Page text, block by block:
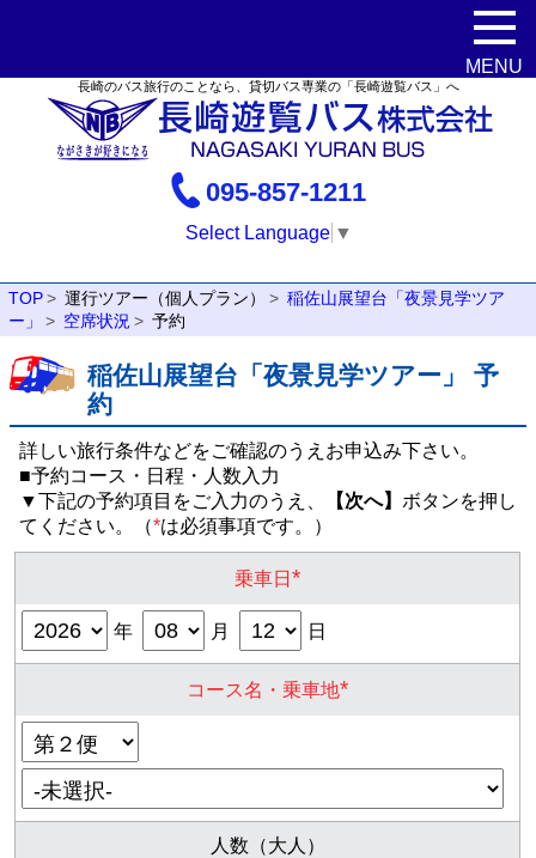
長崎のバス旅行のことなら、貸切バス専業の「長崎遊覧バス」へ
095-857-1211
Select Language ▼
TOP 運行ツアー（個人プラン）
稲佐山展望台「夜景見学ツア
ー」
空席状況 予約
稲佐山展望台「夜景見学ツアー」 予
約
詳しい旅行条件などをご確認のうえお申込み下さい。
■予約コース・日程・人数入力
▼下記の予約項目をご入力のうえ、
【次へ】 ボタンを押し
てください。（*は必須事項です。）
乗車日*
年 月 日
コース名・乗車地*
人数（大人）